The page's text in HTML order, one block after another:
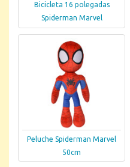
Bicicleta 16 polegadas
Spiderman Marvel
Peluche Spiderman Marvel
50cm